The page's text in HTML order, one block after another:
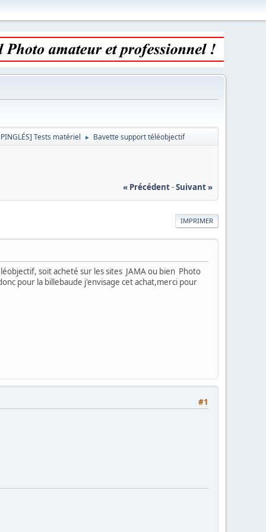
Tests matériel ► Bavette support téléobjectif
« Précédent-Suivant »
IMPRIMER
soit acheté sur les sites JAMA ou bien Photo
pour la billebaude j'envisage cet achat,merci pour
#1